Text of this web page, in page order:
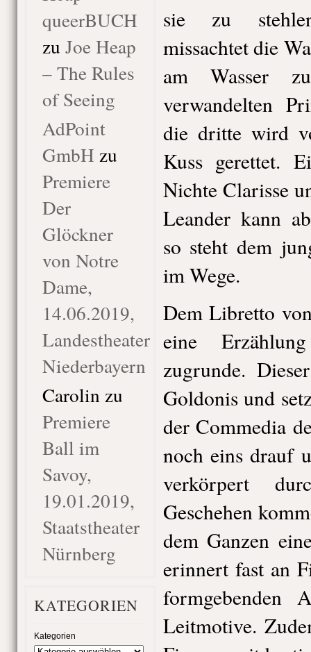
queerBUCH
zu Joe Heap
– The Rules
of Seeing
AdPoint
GmbH zu
Premiere
Der
Glöckner
von Notre
Dame,
14.06.2019,
Landestheater
Niederbayern
Carolin zu
Premiere
Ball im
Savoy,
19.01.2019,
Staatstheater
Nürnberg
KATEGORIEN
Kategorien
sie zu
missachtet die
am Wasser
verwandelten
die dritte wird
Kuss gerettet.
Nichte Clarisse
Leander kann
so steht dem
im Wege.
Dem Libretto
eine
zugrunde.
Goldonis und
der Commedia
noch eins drauf
verkörpert
Geschehen
dem Ganzen
erinnert fast an
formgebenden
Leitmotive.